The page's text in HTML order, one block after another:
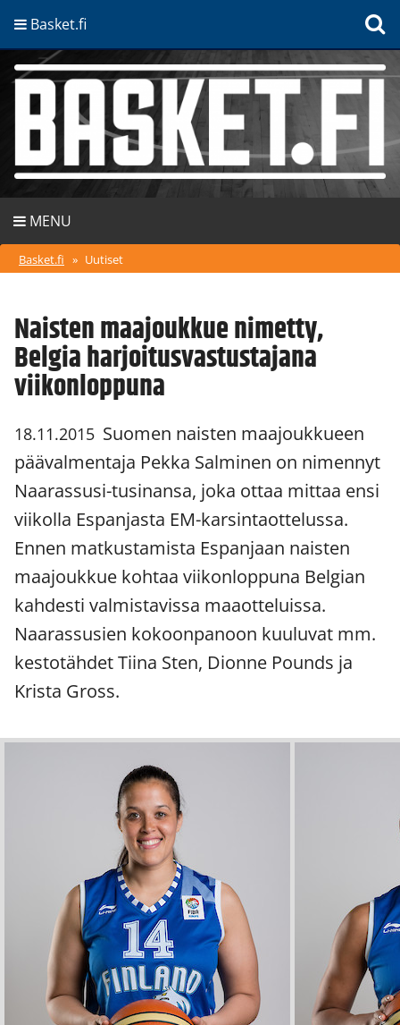
Basket.fi
MENU
Basket.fi » Uutiset
Naisten maajoukkue nimetty,
Belgia harjoitusvastustajana
viikonloppuna
18.11.2015 Suomen naisten maajoukkueen
päävalmentaja Pekka Salminen on nimennyt
Naarassusi-tusinansa, joka ottaa mittaa ensi
viikolla Espanjasta EM-karsintaottelussa.
Ennen matkustamista Espanjaan naisten
maajoukkue kohtaa viikonloppuna Belgian
kahdesti valmistavissa maaotteluissa.
Naarassusien kokoonpanoon kuuluvat mm.
kestotähdet Tiina Sten, Dionne Pounds ja
Krista Gross.